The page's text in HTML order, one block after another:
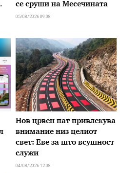
се сруши на Месечината
05/08/2026 09:08
Нов црвен пат привлекува
внимание низ целиот
свет: Еве за што всушност
служи
04/08/2026 12:08